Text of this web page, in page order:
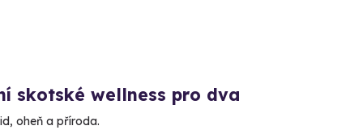
skotské wellness pro dva
oheň a příroda.